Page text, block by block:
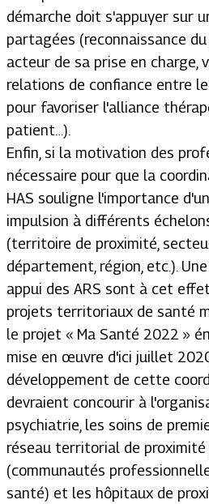
démarche doit s'appuyer sur
partagées (reconnaissance
acteur de sa prise en charge,
relations de confiance entre
pour favoriser l'alliance
patient…).
Enfin, si la motivation des
nécessaire pour que la
HAS souligne l'importance
impulsion à différents
(territoire de proximité,
département, région, etc.).
appui des ARS sont à cet
projets territoriaux de santé
le projet « Ma Santé 2022 »
mise en œuvre d'ici juillet
développement de cette
devraient concourir à
psychiatrie, les soins de
réseau territorial de proximité
(communautés
santé) et les hôpitaux de